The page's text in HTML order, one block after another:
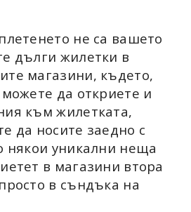
не са вашето
дълги жилетки в
магазини, където,
да откриете и
към жилетката,
да носите заедно с
някои уникални неща
в магазини втора
в съндъка на